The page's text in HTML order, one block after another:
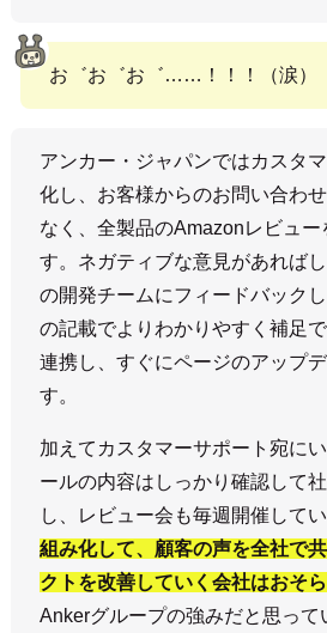
お゛お゛お゛……！！！（涙）
アンカー・ジャパンではカスタ
化し、お客様からのお問い合わ
なく、全製品のAmazonレビュー
す。ネガティブな意見があれば
の開発チームにフィードバック
の記載でよりわかりやすく補足
連携し、すぐにページのアップ
す。
加えてカスタマーサポート宛に
ールの内容はしっかり確認して
し、レビュー会も毎週開催してい
組み化して、顧客の声を全社で
クトを改善していく会社はおそ
Ankerグループの強みだと思って